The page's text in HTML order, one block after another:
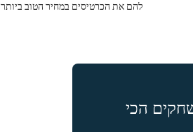
להם את הכרטיסים במחיר הטוב ביותר
הכי